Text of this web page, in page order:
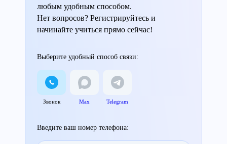
любым удобным способом.
Нет вопросов? Регистрируйтесь и
начинайте учиться прямо сейчас!
Выберите удобный способ связи:
Звонок Max Telegram
Введите ваш номер телефона: